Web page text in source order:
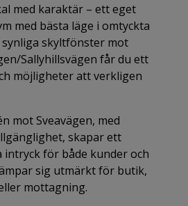
med karaktär – ett eget
med bästa läge i omtyckta
synliga skyltfönster mot
Sallyhillsvägen får du ett
möjligheter att verkligen
mot Sveavägen, med
skapar ett
för både kunder och
sig utmärkt för butik,
mottagning.